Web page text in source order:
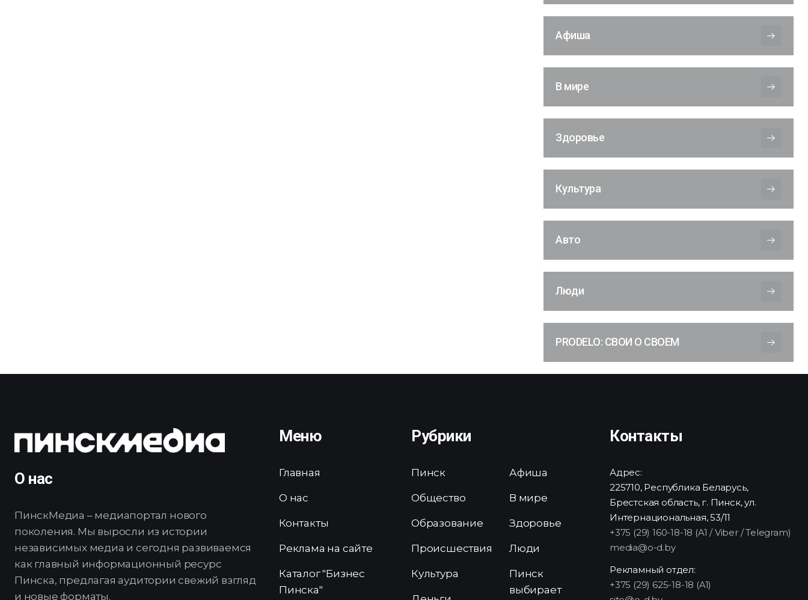
Афиша
В мире
Здоровье
Культура
Авто
Люди
PRODELO: СВОИ О СВОЕМ
О нас
ПинскМедиа – медиапортал нового
поколения. Мы выросли из истории
независимых медиа и сегодня развиваемся
как главный информационный ресурс
Пинска, предлагая аудитории свежий взгляд
и новые форматы.
Меню
Главная
О нас
Контакты
Реклама на сайте
Каталог "Бизнес
Пинска"
Рубрики
Пинск
Общество
Образование
Происшествия
Культура
Афиша
В мире
Здоровье
Люди
Пинск
выбирает
Контакты
Адрес:
225710, Республика Беларусь,
Брестская область, г. Пинск, ул.
Интернациональная, 53/11
+375 (29) 160-18-18 (A1 / Viber / Telegram)
media@o-d.by
Рекламный отдел:
+375 (29) 625-18-18 (A1)